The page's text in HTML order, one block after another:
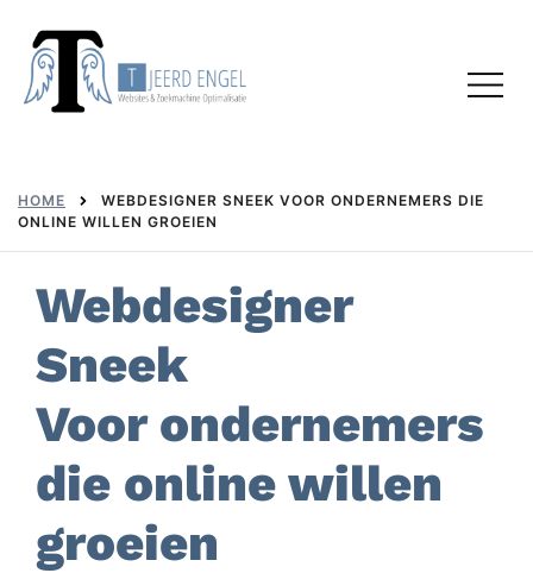
content
menu
HOME
WEBDESIGNER SNEEK VOOR ONDERNEMERS DIE
ONLINE WILLEN GROEIEN
Webdesigner
Sneek
Voor ondernemers
die online willen
groeien